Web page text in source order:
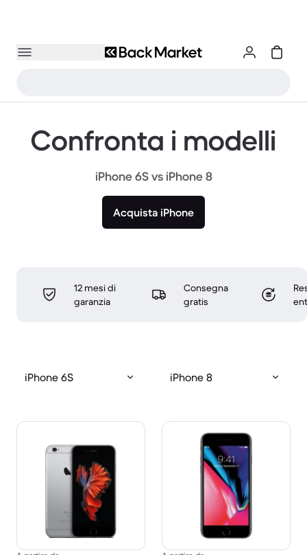
Confronta i modelli
iPhone 6S vs iPhone 8
Acquista iPhone
12 mesi di
garanzia
Consegna
gratis
iPhone 6S iPhone 8